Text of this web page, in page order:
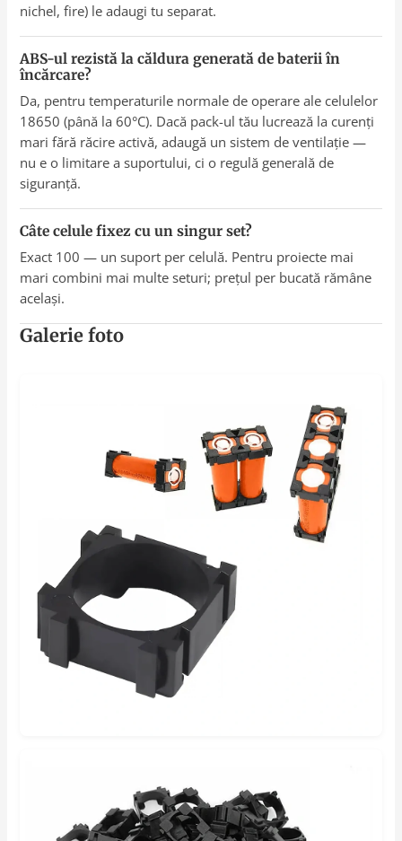
nichel, fire) le adaugi tu separat.
ABS-ul rezistă la căldura generată de baterii în
încărcare?
Da, pentru temperaturile normale de operare ale celulelor
18650 (până la 60°C). Dacă pack-ul tău lucrează la curenți
mari fără răcire activă, adaugă un sistem de ventilație —
nu e o limitare a suportului, ci o regulă generală de
siguranță.
Câte celule fixez cu un singur set?
Exact 100 — un suport per celulă. Pentru proiecte mai
mari combini mai multe seturi; prețul per bucată rămâne
același.
Galerie foto